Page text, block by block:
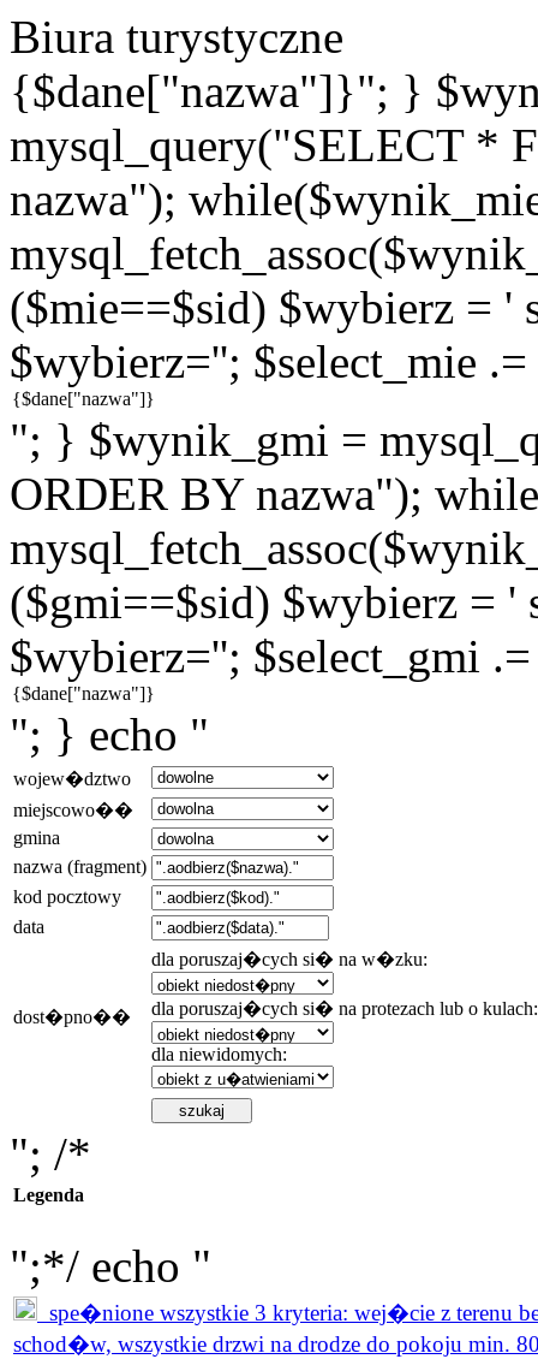
Biura turystyczne
{$dane["nazwa"]}"; }
mysql_query("SELECT *
nazwa");
($mie==$sid) $wybierz = '
$wybierz=''; $select_mie
"; } $wynik_gmi =
ORDER BY nazwa");
($gmi==$sid) $wybierz = '
$wybierz=''; $select_gmi
"; } echo "
wojew�dztwo
miejscowo��
gmina
nazwa (fragment)
kod pocztowy
data
dost�pno��
dla poruszaj�cych si� na w�zku:
dla poruszaj�cych si� na protezach lub o kulach:
dla niewidomych:
"; /*
Legenda
";*/ echo "
spe�nione wszystkie 3 kryteria: wej�cie z terenu
schod�w, wszystkie drzwi na drodze do pokoju min.